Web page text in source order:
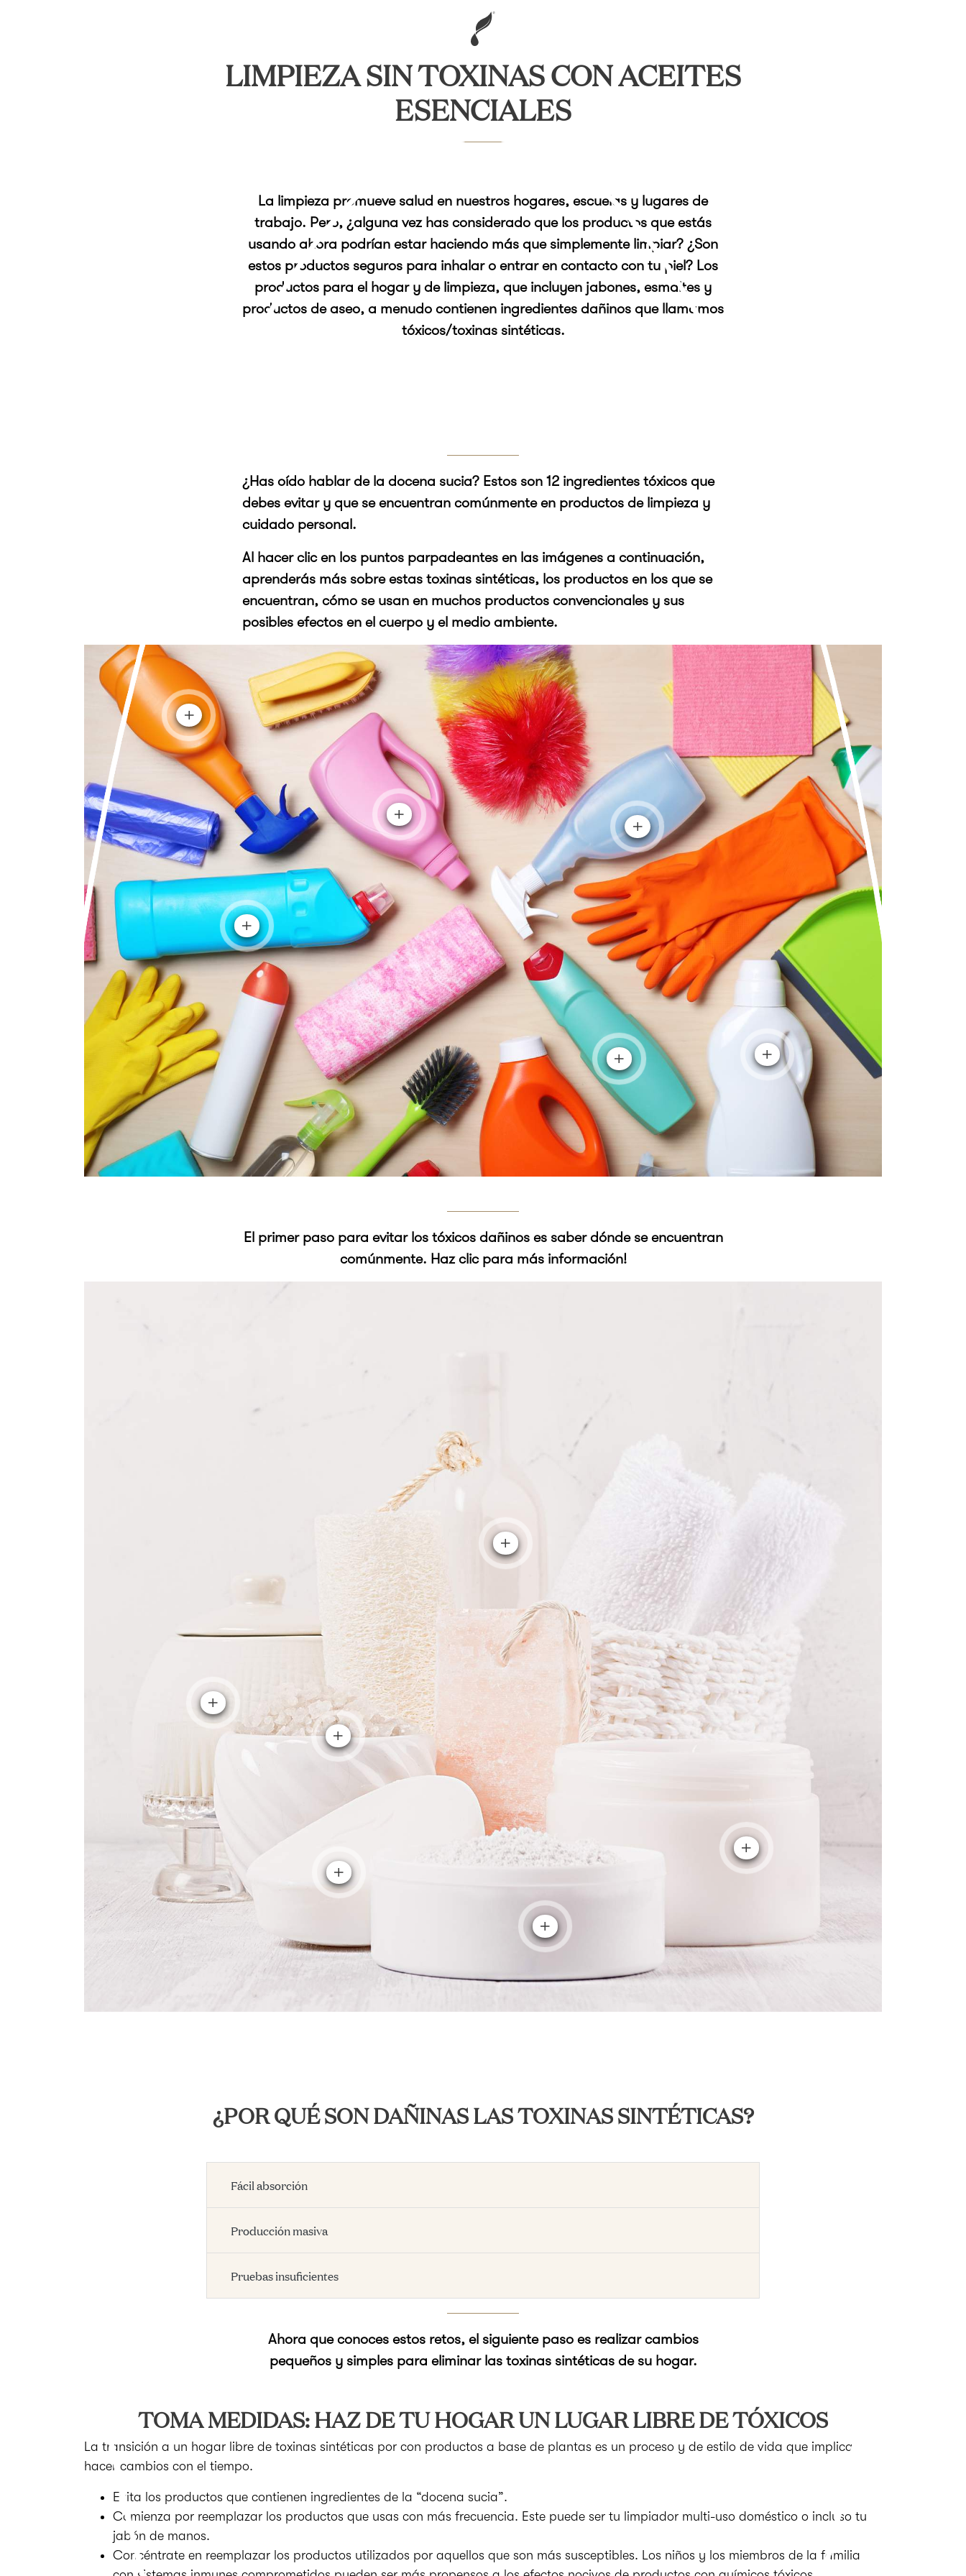
LIMPIEZA SIN TOXINAS CON ACEITES
ESENCIALES
La limpieza promueve salud en nuestros hogares, escuelas y lugares de
trabajo. Pero, ¿alguna vez has considerado que los productos que estás
usando ahora podrían estar haciendo más que simplemente limpiar? ¿Son
estos productos seguros para inhalar o entrar en contacto con tu piel? Los
productos para el hogar y de limpieza, que incluyen jabones, esmaltes y
productos de aseo, a menudo contienen ingredientes dañinos que llamamos
tóxicos/toxinas sintéticas.
¿Has oído hablar de la docena sucia? Estos son 12 ingredientes tóxicos que
debes evitar y que se encuentran comúnmente en productos de limpieza y
cuidado personal.
Al hacer clic en los puntos parpadeantes en las imágenes a continuación,
aprenderás más sobre estas toxinas sintéticas, los productos en los que se
encuentran, cómo se usan en muchos productos convencionales y sus
posibles efectos en el cuerpo y el medio ambiente.
El primer paso para evitar los tóxicos dañinos es saber dónde se encuentran
comúnmente. Haz clic para más información!
¿POR QUÉ SON DAÑINAS LAS TOXINAS SINTÉTICAS?
Fácil absorción
Producción masiva
Pruebas insuficientes
Ahora que conoces estos retos, el siguiente paso es realizar cambios
pequeños y simples para eliminar las toxinas sintéticas de su hogar.
TOMA MEDIDAS: HAZ DE TU HOGAR UN LUGAR LIBRE DE TÓXICOS
La transición a un hogar libre de toxinas sintéticas por con productos a base de plantas es un proceso y de estilo de vida que implica
hacer cambios con el tiempo.
Evita los productos que contienen ingredientes de la “docena sucia”.
Comienza por reemplazar los productos que usas con más frecuencia. Este puede ser tu limpiador multi-uso doméstico o incluso tu
jabón de manos.
Concéntrate en reemplazar los productos utilizados por aquellos que son más susceptibles. Los niños y los miembros de la familia